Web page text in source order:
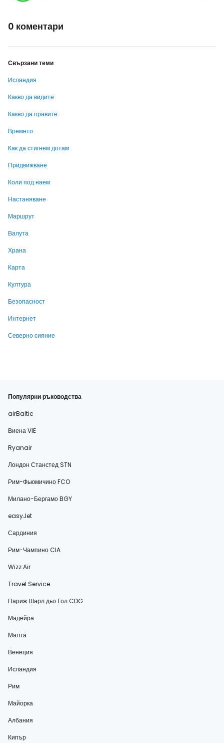
0 коментари
Свързани теми
Исландия
Какво да видите
Какво да правите
Времето
Как да стигнем дотам
Придвижване
Коли под наем
Настаняване
Маршрут
Валута
Храна
Карта
Култура
Безопасност
Интернет
Северно сияние
Популярни ръководства
airBaltic
Виена VIE
Ryanair
Лондон Станстед STN
Рим-Фьюмичино FCO
Милано-Бергамо BGY
easyJet
Сардиния
Рим-Чампино CIA
Wizz Air
Travel Service
Париж Шарл дьо Гол CDG
Мадейра
Малта
Венеция
Исландия
Рим
Майорка
Албания
Кипър